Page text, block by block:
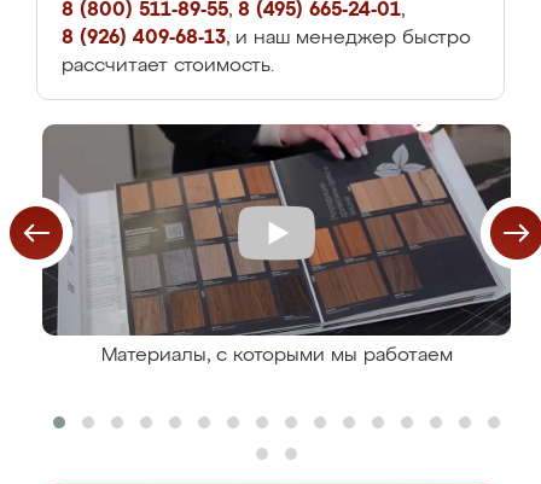
8 (800) 511-89-55, 8 (495) 665-24-01,
8 (926) 409-68-13, и наш менеджер быстро
рассчитает стоимость.
Материалы, с которыми мы работаем